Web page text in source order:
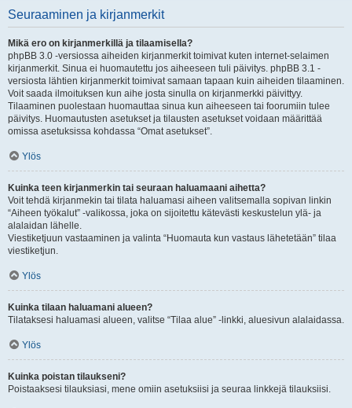
Seuraaminen ja kirjanmerkit
Mikä ero on kirjanmerkillä ja tilaamisella?
phpBB 3.0 -versiossa aiheiden kirjanmerkit toimivat kuten internet-selaimen
kirjanmerkit. Sinua ei huomautettu jos aiheeseen tuli päivitys. phpBB 3.1 -
versiosta lähtien kirjanmerkit toimivat samaan tapaan kuin aiheiden tilaaminen.
Voit saada ilmoituksen kun aihe josta sinulla on kirjanmerkki päivittyy.
Tilaaminen puolestaan huomauttaa sinua kun aiheeseen tai foorumiin tulee
päivitys. Huomautusten asetukset ja tilausten asetukset voidaan määrittää
omissa asetuksissa kohdassa “Omat asetukset”.
Ylös
Kuinka teen kirjanmerkin tai seuraan haluamaani aihetta?
Voit tehdä kirjanmekin tai tilata haluamasi aiheen valitsemalla sopivan linkin
“Aiheen työkalut” -valikossa, joka on sijoitettu kätevästi keskustelun ylä- ja
alalaidan lähelle.
Viestiketjuun vastaaminen ja valinta “Huomauta kun vastaus lähetetään” tilaa
viestiketjun.
Ylös
Kuinka tilaan haluamani alueen?
Tilataksesi haluamasi alueen, valitse “Tilaa alue” -linkki, aluesivun alalaidassa.
Ylös
Kuinka poistan tilaukseni?
Poistaaksesi tilauksiasi, mene omiin asetuksiisi ja seuraa linkkejä tilauksiisi.